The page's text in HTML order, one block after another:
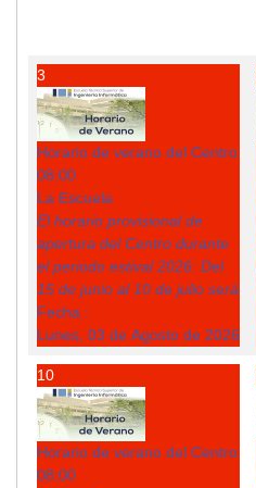
3
Horario de verano del Centro
08:00
La Escuela
El horario provisional de
apertura del Centro durante
el periodo estival 2026: Del
15 de junio al 10 de julio será
Fecha :
Lunes, 03 de Agosto de 2026
10
Horario de verano del Centro
08:00